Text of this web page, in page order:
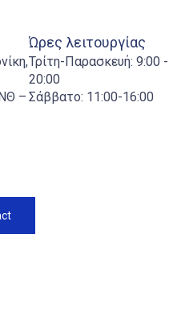
–
Ώρες λειτουργίας
Τρίτη-Παρασκευή: 9:00 -
20:00
Σάββατο: 11:00-16:00